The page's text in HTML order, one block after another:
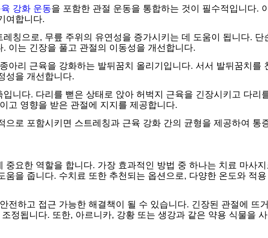
강화 운동을 포함한 관절 운동을 통합하는 것이 필수적입니다.
여합니다.
칭으로, 무릎 주위의 유연성을 증가시키는 데 도움이 됩니다. 단
이는 긴장을 풀고 관절의 이동성을 개선합니다.
아리 근육을 강화하는 발뒤꿈치 올리기입니다. 서서 발뒤꿈치를
성을 개선합니다.
니다. 다리를 뻗은 상태로 앉아 허벅지 근육을 긴장시키고 다리
고 영향을 받은 관절에 지지를 제공합니다.
로 포함시키면 스트레칭과 근육 강화 간의 균형을 제공하여 통
요한 역할을 합니다. 가장 효과적인 방법 중 하나는 치료 마사
을 줍니다. 수치료 또한 추천되는 옵션으로, 다양한 온도와 적
전하고 접근 가능한 해결책이 될 수 있습니다. 긴장된 관절에 뜨
정됩니다. 또한, 아르니카, 강황 또는 생강과 같은 약용 식물을